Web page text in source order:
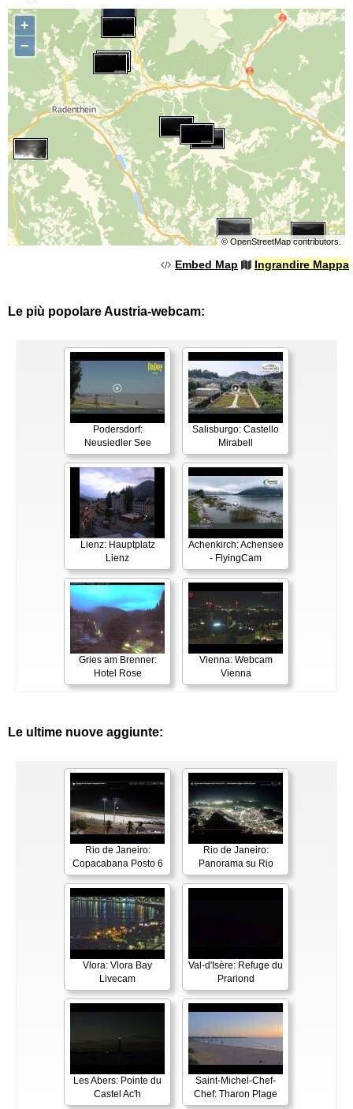
+
−
©OpenStreetMapcontributors.
Embed Map Ingrandire Mappa
Le più popolare Austria-webcam:
Podersdorf:
Neusiedler See
Salisburgo: Castello
Mirabell
Lienz: Hauptplatz
Lienz
Achenkirch: Achensee
- FlyingCam
Gries am Brenner:
Hotel Rose
Vienna: Webcam
Vienna
Le ultime nuove aggiunte:
Rio de Janeiro:
Copacabana Posto 6
Rio de Janeiro:
Panorama su Rio
Vlora: Vlora Bay
Livecam
Val-d'Isère: Refuge du
Prariond
Les Abers: Pointe du
Castel Ac'h
Saint-Michel-Chef-
Chef: Tharon Plage